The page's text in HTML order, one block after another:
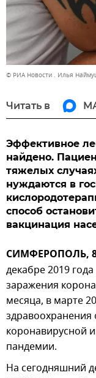
© РИА Новости . Илья
Читать в
Эффективное
найдено.
тяжелых
нуждаются в
способ
вакцинация
СИМФЕРОПОЛЬ,
декабре 2019
заражения
месяца, в марте
коронавирусной
пандемии.
На сегодняшний